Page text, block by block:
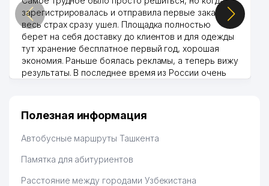
зарегистрировалась и отправила первые заказы,
весь страх сразу ушел. Площадка полностью
берет на себя доставку до клиентов и для одежды
тут хранение бесплатное первый год, хорошая
экономия. Раньше боялась рекламы, а теперь вижу
результаты. В последнее время из России очень
Hamida 03.08.2026 12:45:39
Полезная информация
Автобусные маршруты Ташкента
Памятка для абитуриентов
Расстояние между городами Узбекистана